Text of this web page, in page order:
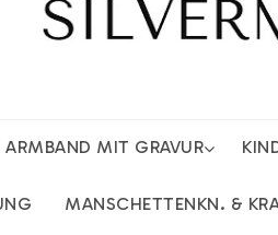
ARMBAND MIT GRAVUR
MANSCHETTENKN. &